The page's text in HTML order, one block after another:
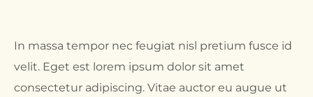
In massa tempor nec feugiat nisl pretium fusce id
velit. Eget est lorem ipsum dolor sit amet
consectetur adipiscing. Vitae auctor eu augue ut